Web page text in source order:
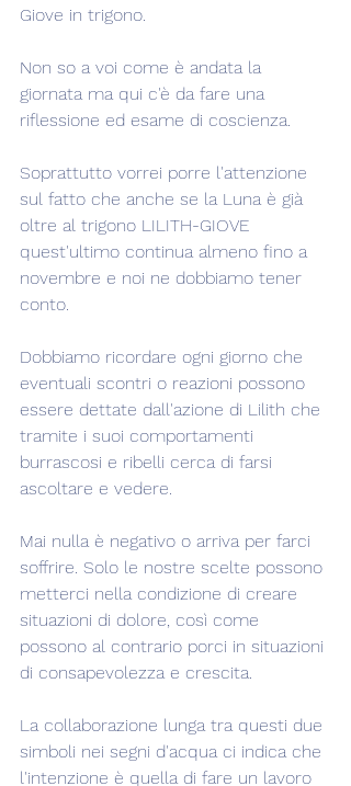
Giove in trigono.
Non so a voi come è andata la
giornata ma qui c'è da fare una
riflessione ed esame di coscienza.
Soprattutto vorrei porre l'attenzione
sul fatto che anche se la Luna è già
oltre al trigono LILITH-GIOVE
quest'ultimo continua almeno fino a
novembre e noi ne dobbiamo tener
conto.
Dobbiamo ricordare ogni giorno che
eventuali scontri o reazioni possono
essere dettate dall'azione di Lilith che
tramite i suoi comportamenti
burrascosi e ribelli cerca di farsi
ascoltare e vedere.
Mai nulla è negativo o arriva per farci
soffrire. Solo le nostre scelte possono
metterci nella condizione di creare
situazioni di dolore, così come
possono al contrario porci in situazioni
di consapevolezza e crescita.
La collaborazione lunga tra questi due
simboli nei segni d'acqua ci indica che
l'intenzione è quella di fare un lavoro